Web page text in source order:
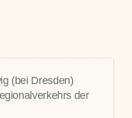
(bei Dresden)
der